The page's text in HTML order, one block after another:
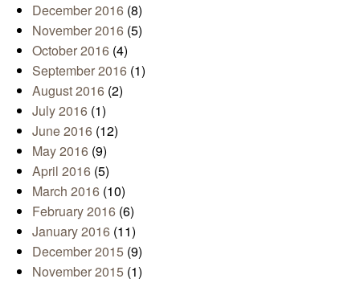
December 2016 (8)
November 2016 (5)
October 2016 (4)
September 2016 (1)
August 2016 (2)
July 2016 (1)
June 2016 (12)
May 2016 (9)
April 2016 (5)
March 2016 (10)
February 2016 (6)
January 2016 (11)
December 2015 (9)
November 2015 (1)